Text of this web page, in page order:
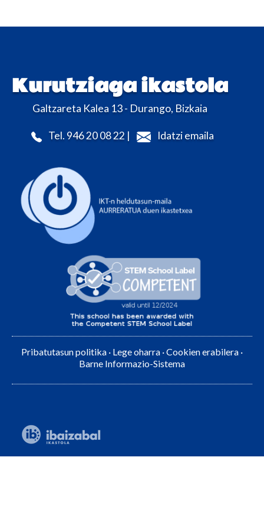
Kurutziaga ikastola
Galtzareta Kalea 13 - Durango, Bizkaia
Tel. 946 20 08 22 | Idatzi emaila
Pribatutasun politika · Lege oharra ·Cookien erabilera ·
Barne Informazio-Sistema